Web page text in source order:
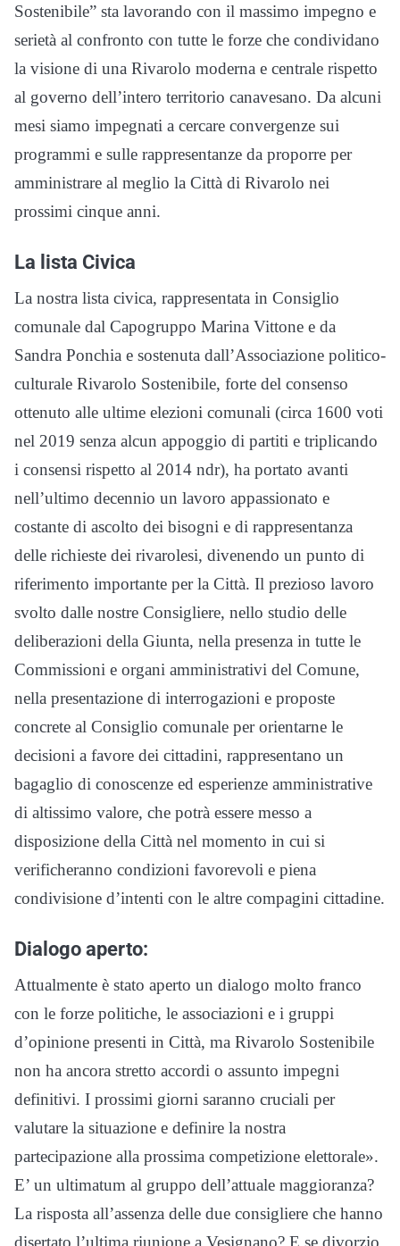
Sostenibile” sta lavorando con il massimo impegno e
serietà al confronto con tutte le forze che condividano
la visione di una Rivarolo moderna e centrale rispetto
al governo dell’intero territorio canavesano. Da alcuni
mesi siamo impegnati a cercare convergenze sui
programmi e sulle rappresentanze da proporre per
amministrare al meglio la Città di Rivarolo nei
prossimi cinque anni.
La lista Civica
La nostra lista civica, rappresentata in Consiglio
comunale dal Capogruppo Marina Vittone e da
Sandra Ponchia e sostenuta dall’Associazione politico-
culturale Rivarolo Sostenibile, forte del consenso
ottenuto alle ultime elezioni comunali (circa 1600 voti
nel 2019 senza alcun appoggio di partiti e triplicando
i consensi rispetto al 2014 ndr), ha portato avanti
nell’ultimo decennio un lavoro appassionato e
costante di ascolto dei bisogni e di rappresentanza
delle richieste dei rivarolesi, divenendo un punto di
riferimento importante per la Città. Il prezioso lavoro
svolto dalle nostre Consigliere, nello studio delle
deliberazioni della Giunta, nella presenza in tutte le
Commissioni e organi amministrativi del Comune,
nella presentazione di interrogazioni e proposte
concrete al Consiglio comunale per orientarne le
decisioni a favore dei cittadini, rappresentano un
bagaglio di conoscenze ed esperienze amministrative
di altissimo valore, che potrà essere messo a
disposizione della Città nel momento in cui si
verificheranno condizioni favorevoli e piena
condivisione d’intenti con le altre compagini cittadine.
Dialogo aperto:
Attualmente è stato aperto un dialogo molto franco
con le forze politiche, le associazioni e i gruppi
d’opinione presenti in Città, ma Rivarolo Sostenibile
non ha ancora stretto accordi o assunto impegni
definitivi. I prossimi giorni saranno cruciali per
valutare la situazione e definire la nostra
partecipazione alla prossima competizione elettorale».
E’ un ultimatum al gruppo dell’attuale maggioranza?
La risposta all’assenza delle due consigliere che hanno
disertato l’ultima riunione a Vesignano? E se divorzio